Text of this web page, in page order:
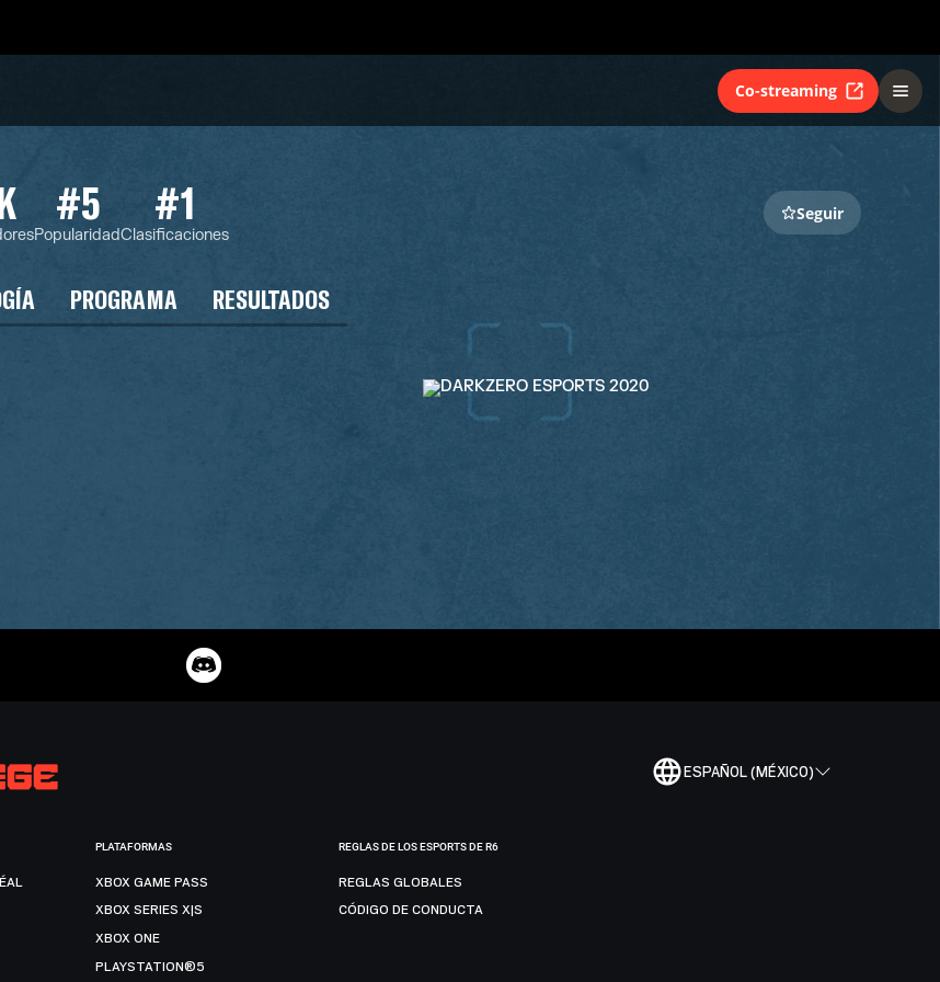
Co-streaming
#5
Popularidad
#1
Clasificaciones
Seguir
PROGRAMA RESULTADOS
ESPAÑOL (MÉXICO)
PLATAFORMAS
XBOX GAME PASS
XBOX SERIES X|S
XBOX ONE
PLAYSTATION®5
REGLAS DE LOS ESPORTS DE R6
REGLAS GLOBALES
CÓDIGO DE CONDUCTA